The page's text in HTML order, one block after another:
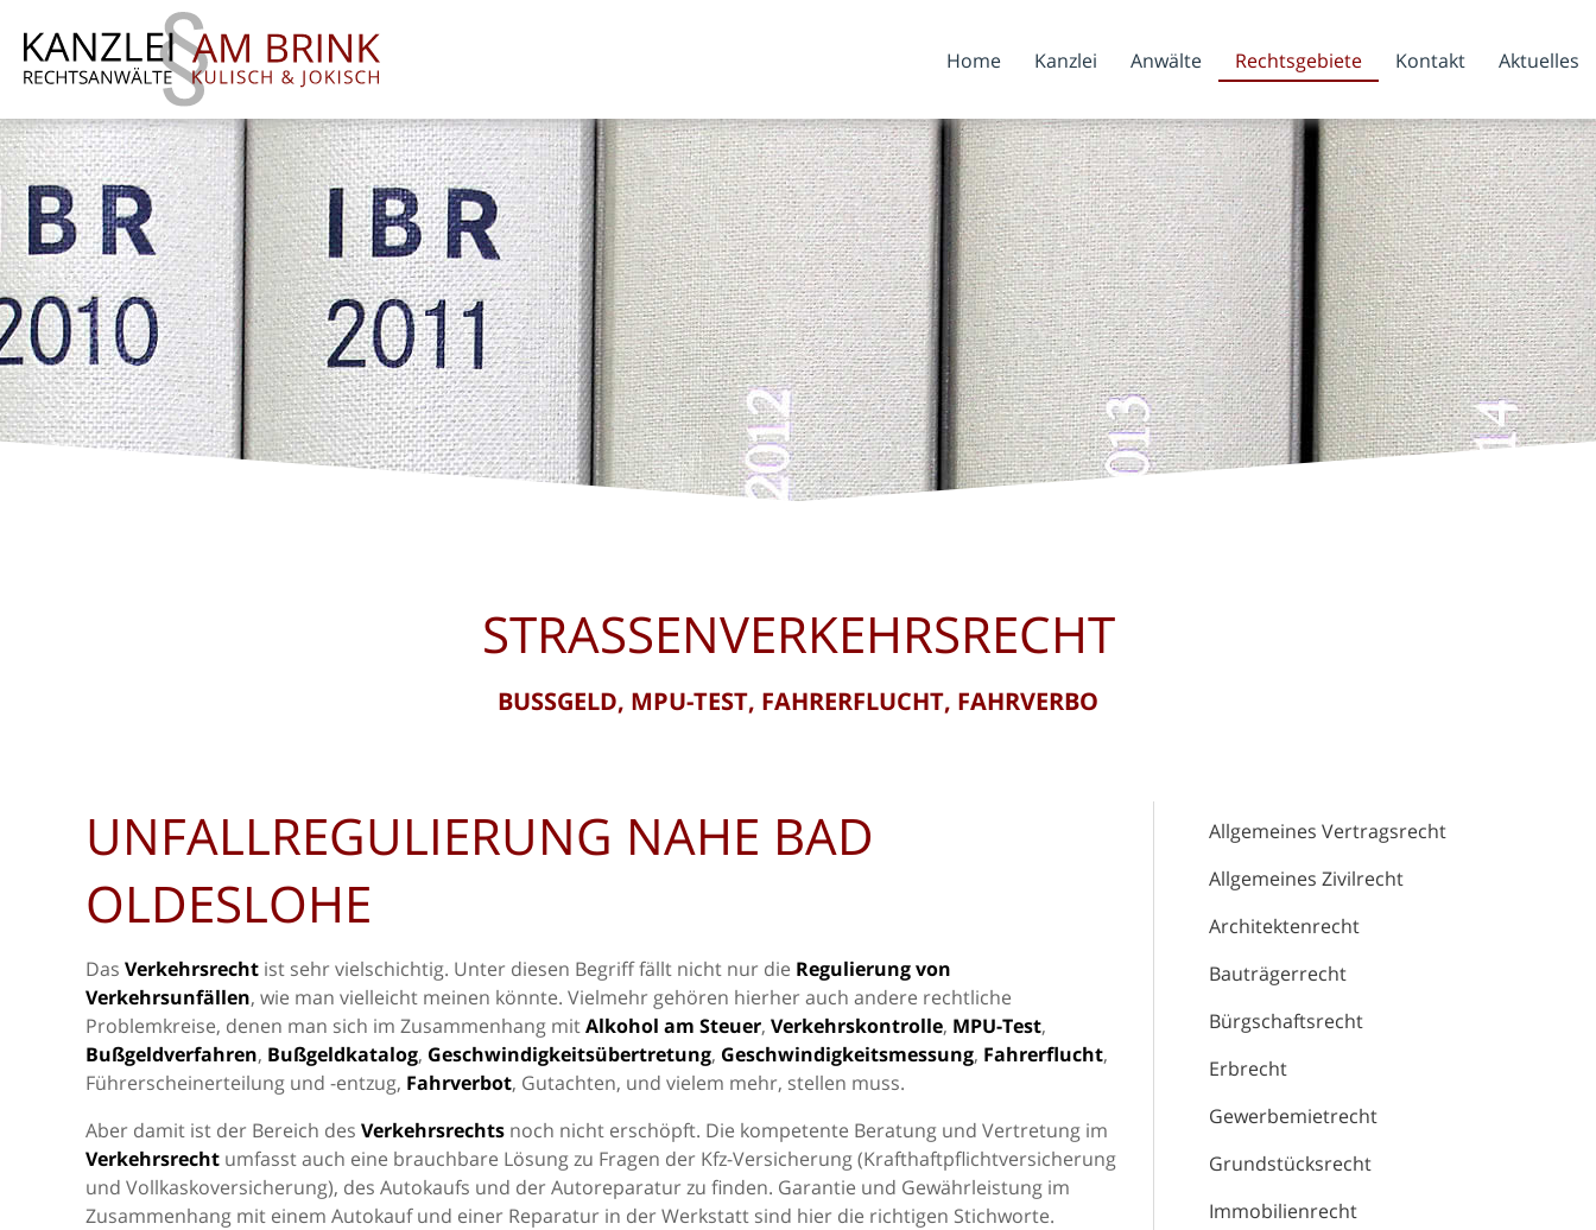
Home Kanzlei Anwälte Rechtsgebiete Kontakt Aktuelles
STRASSENVERKEHRSRECHT
BUSSGELD, MPU-TEST, FAHRERFLUCHT, FAHRVERBO
Allgemeines Vertragsrecht
Allgemeines Zivilrecht
Architektenrecht
Bauträgerrecht
Bürgschaftsrecht
Erbrecht
Gewerbemietrecht
Grundstücksrecht
Immobilienrecht
UNFALLREGULIERUNG NAHE BAD
OLDESLOHE
Das Verkehrsrecht ist sehr vielschichtig. Unter diesen Begriff fällt nicht nur die Regulierung von
Verkehrsunfällen, wie man vielleicht meinen könnte. Vielmehr gehören hierher auch andere rechtliche
Problemkreise, denen man sich im Zusammenhang mitAlkohol am Steuer, Verkehrskontrolle, MPU-Test,
Bußgeldverfahren, Bußgeldkatalog, Geschwindigkeitsübertretung, Geschwindigkeitsmessung, Fahrerflucht,
Führerscheinerteilung und -entzug, Fahrverbot, Gutachten, und vielem mehr, stellen muss.
Aber damit ist der Bereich des Verkehrsrechts noch nicht erschöpft. Die kompetente Beratung und Vertretung im
Verkehrsrecht umfasst auch eine brauchbare Lösung zu Fragen der Kfz-Versicherung (Krafthaftpflichtversicherung
und Vollkaskoversicherung), des Autokaufs und der Autoreparatur zu finden. Garantie und Gewährleistung im
Zusammenhang mit einem Autokauf und einer Reparatur in der Werkstatt sind hier die richtigen Stichworte.